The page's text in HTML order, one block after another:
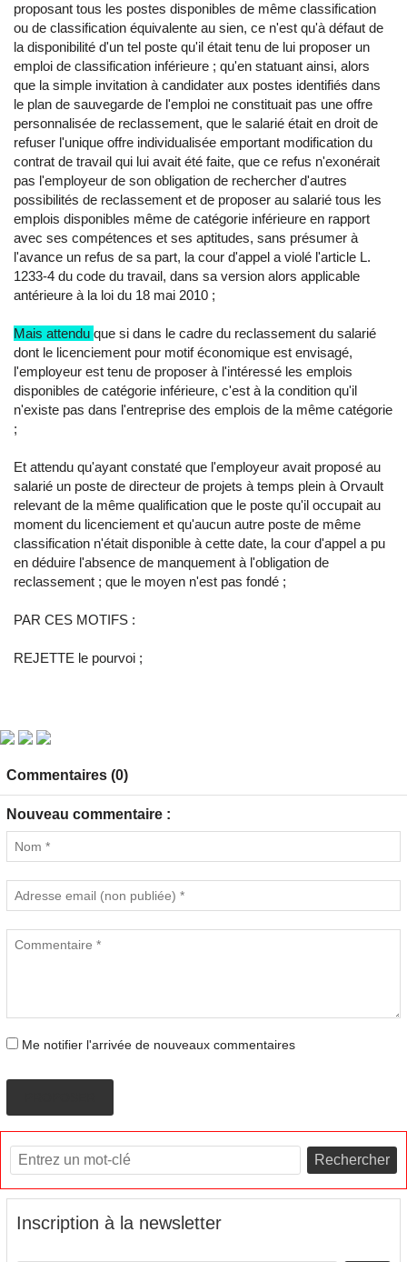
proposant tous les postes disponibles de même classification
ou de classification équivalente au sien, ce n'est qu'à défaut de
la disponibilité d'un tel poste qu'il était tenu de lui proposer un
emploi de classification inférieure ; qu'en statuant ainsi, alors
que la simple invitation à candidater aux postes identifiés dans
le plan de sauvegarde de l'emploi ne constituait pas une offre
personnalisée de reclassement, que le salarié était en droit de
refuser l'unique offre individualisée emportant modification du
contrat de travail qui lui avait été faite, que ce refus n'exonérait
pas l'employeur de son obligation de rechercher d'autres
possibilités de reclassement et de proposer au salarié tous les
emplois disponibles même de catégorie inférieure en rapport
avec ses compétences et ses aptitudes, sans présumer à
l'avance un refus de sa part, la cour d'appel a violé l'article L.
1233-4 du code du travail, dans sa version alors applicable
antérieure à la loi du 18 mai 2010 ;
Mais attendu que si dans le cadre du reclassement du salarié
dont le licenciement pour motif économique est envisagé,
l'employeur est tenu de proposer à l'intéressé les emplois
disponibles de catégorie inférieure, c'est à la condition qu'il
n'existe pas dans l'entreprise des emplois de la même catégorie
;
Et attendu qu'ayant constaté que l'employeur avait proposé au
salarié un poste de directeur de projets à temps plein à Orvault
relevant de la même qualification que le poste qu'il occupait au
moment du licenciement et qu'aucun autre poste de même
classification n'était disponible à cette date, la cour d'appel a pu
en déduire l'absence de manquement à l'obligation de
reclassement ; que le moyen n'est pas fondé ;
PAR CES MOTIFS :
REJETTE le pourvoi ;
Commentaires (0)
Nouveau commentaire :
Me notifier l'arrivée de nouveaux commentaires
Rechercher
Inscription à la newsletter